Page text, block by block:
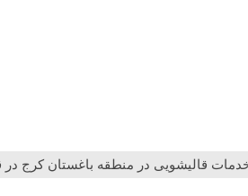
قالیشویی در منطقه باغستان کرج